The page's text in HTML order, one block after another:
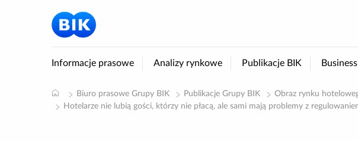
Informacje prasowe Analizy rynkowe Publikacje BIK
Biuro prasowe Grupy BIK Publikacje Grupy BIK
Obraz rynku
Hotelarze nie lubią gości, którzy nie płacą, ale sami mają problemy z